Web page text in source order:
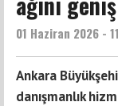
01 Haziran 2026 -
Ankara
danışmanlık